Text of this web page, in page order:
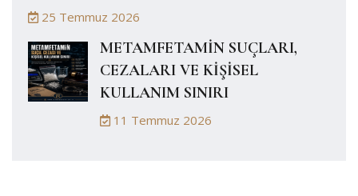
25 Temmuz 2026
METAMFETAMİN SUÇLARI,
CEZALARI VE KİŞİSEL
KULLANIM SINIRI
11 Temmuz 2026